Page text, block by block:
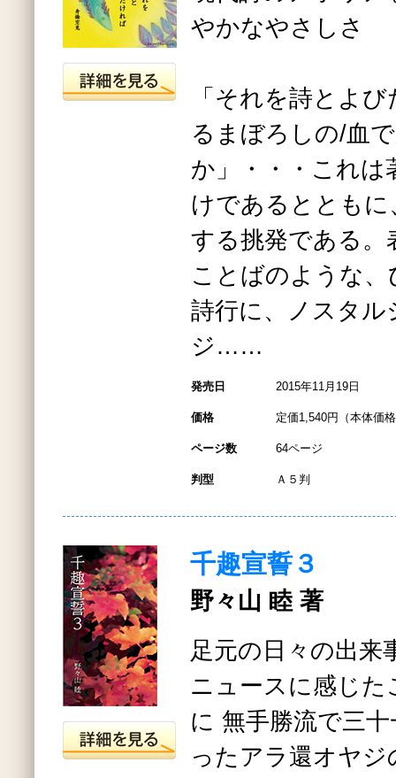
やかなやさしさ
「それを詩とよ
るまぼろしの/血
か」・・・これは
けであるととも
する挑発である。
ことばのような
詩行に、ノスタル
ジ……
発売日 2015年11月19日
価格 定価1,540円（本体価
ページ数 64ページ
判型 Ａ５判
千趣宣誓３
野々山 睦 著
足元の日々の出来
ニュースに感じ
に 無手勝流で三
ったアラ還オヤジ